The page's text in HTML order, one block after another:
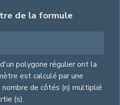
de la formule
polygone régulier ont la
est calculé par une
de côtés (n) multiplié
(s).